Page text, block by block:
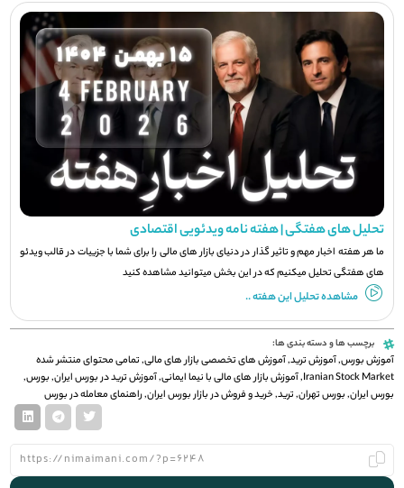
تحلیل های هفتگی | هفته نامه ویدئویی اقتصادی
ما هر هفته اخبار مهم و تاثیر گذار در دنیای بازار های مالی را برای شما با جزيیات در قالب ویدئو
های هفتگی تحلیل میکنیم که در این بخش میتوانید مشاهده کنید
مشاهده تحلیل این هفته ..
برچسب ها و دسته بندی ها:
آموزش بورس,آموزش ترید,آموزش های تخصصی بازار های مالی,تمامی محتوای منتشر شده
Iranian Stock Market
,آموزش بازار های مالی با نیما ایمانی,آموزش ترید در بورس ایران,بورس,
بورس ایران,بورس تهران,ترید,خرید و فروش در بازار بورس ایران,راهنمای معامله در بورس